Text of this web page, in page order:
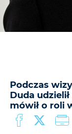
Podczas
Duda
mówił o roli